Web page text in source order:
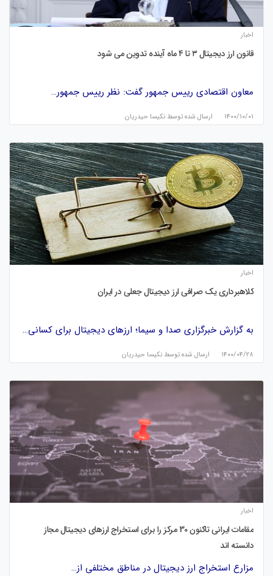
اخبار
قانون ارز دیجیتال ۳ تا ۴ ماه آینده تدوین می‌ شود
معاون اقتصادی رییس جمهور گفت: نظر رییس جمهور…
۱۴۰۰/۱۰/۰۱ ارسال شده توسط نكيسا حيدريان
اخبار
کلاهبرداری یک صرافی ارز دیجیتال جعلی در ایران
به گزارش خبرگزاری صدا و سیما؛ ارز‌های دیجیتال برای کسانی…
۱۴۰۰/۰۴/۲۸ ارسال شده توسط نكيسا حيدريان
اخبار
مقامات ایرانی تاکنون 30 مرکز را برای استخراج ارزهای دیجیتال مجاز
دانسته اند
مزارع استخراج ارز دیجیتال در مناطق مختلفی از…